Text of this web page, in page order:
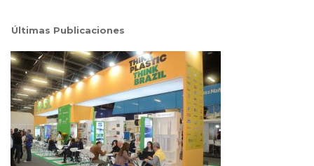
Últimas Publicaciones